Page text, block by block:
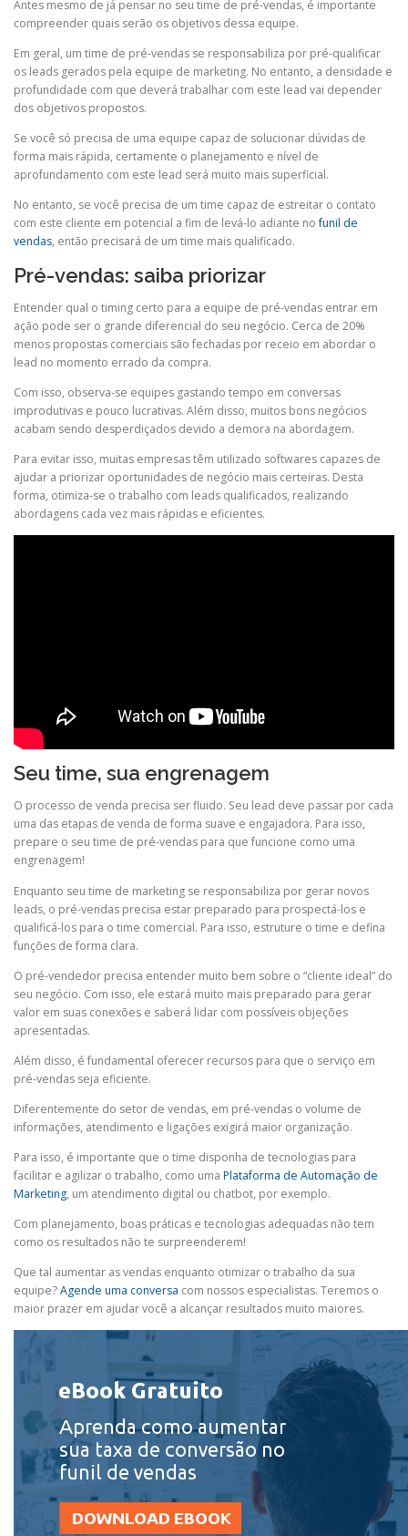
Antes mesmo de já pensar no seu time de pré-vendas, é importante
compreender quais serão os objetivos dessa equipe.
Em geral, um time de pré-vendas se responsabiliza por pré-qualificar
os leads gerados pela equipe de marketing. No entanto, a densidade e
profundidade com que deverá trabalhar com este lead vai depender
dos objetivos propostos.
Se você só precisa de uma equipe capaz de solucionar dúvidas de
forma mais rápida, certamente o planejamento e nível de
aprofundamento com este lead será muito mais superficial.
No entanto, se você precisa de um time capaz de estreitar o contato
com este cliente em potencial a fim de levá-lo adiante nofunil de
vendas, então precisará de um time mais qualificado.
Pré-vendas: saiba priorizar
Entender qual o timing certo para a equipe de pré-vendas entrar em
ação pode ser o grande diferencial do seu negócio. Cerca de 20%
menos propostas comerciais são fechadas por receio em abordar o
lead no momento errado da compra.
Com isso, observa-se equipes gastando tempo em conversas
improdutivas e pouco lucrativas. Além disso, muitos bons negócios
acabam sendo desperdiçados devido a demora na abordagem.
Para evitar isso, muitas empresas têm utilizado softwares capazes de
ajudar a priorizar oportunidades de negócio mais certeiras. Desta
forma, otimiza-se o trabalho com leads qualificados, realizando
abordagens cada vez mais rápidas e eficientes.
Seu time, sua engrenagem
O processo de venda precisa ser fluido. Seu lead deve passar por cada
uma das etapas de venda de forma suave e engajadora. Para isso,
prepare o seu time de pré-vendas para que funcione como uma
engrenagem!
Enquanto seu time de marketing se responsabiliza por gerar novos
leads, o pré-vendas precisa estar preparado para prospectá-los e
qualificá-los para o time comercial. Para isso, estruture o time e defina
funções de forma clara.
O pré-vendedor precisa entender muito bem sobre o “cliente ideal” do
seu negócio. Com isso, ele estará muito mais preparado para gerar
valor em suas conexões e saberá lidar com possíveis objeções
apresentadas.
Além disso, é fundamental oferecer recursos para que o serviço em
pré-vendas seja eficiente.
Diferentemente do setor de vendas, em pré-vendas o volume de
informações, atendimento e ligações exigirá maior organização.
Para isso, é importante que o time disponha de tecnologias para
facilitar e agilizar o trabalho, como uma Plataforma de Automação de
Marketing, um atendimento digital ou chatbot, por exemplo.
Com planejamento, boas práticas e tecnologias adequadas não tem
como os resultados não te surpreenderem!
Que tal aumentar as vendas enquanto otimizar o trabalho da sua
equipe?Agende uma conversa com nossos especialistas. Teremos o
maior prazer em ajudar você a alcançar resultados muito maiores.